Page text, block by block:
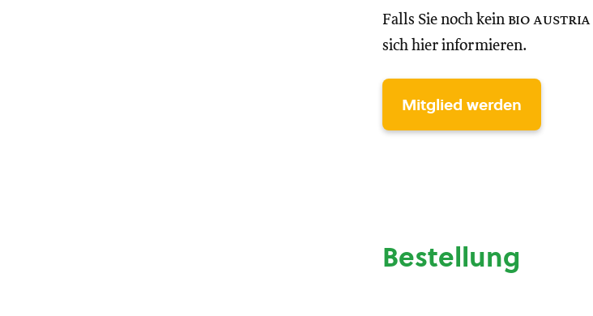
Falls Sie noch kein bio austria
sich hier informieren.
Mitglied werden
Bestellung